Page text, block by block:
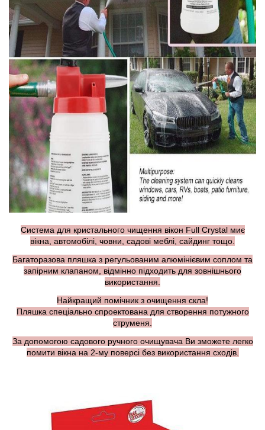
Система для кристального чищення вікон Full Crystal миє
вікна, автомобілі, човни, садові меблі, сайдинг тощо.
Багаторазова пляшка з регульованим алюмінієвим соплом та
запірним клапаном, відмінно підходить для зовнішнього
використання.
Найкращий помічник з очищення скла!
Пляшка спеціально спроектована для створення потужного
струменя.
За допомогою садового ручного очищувача Ви зможете легко
помити вікна на 2-му поверсі без використання сходів.